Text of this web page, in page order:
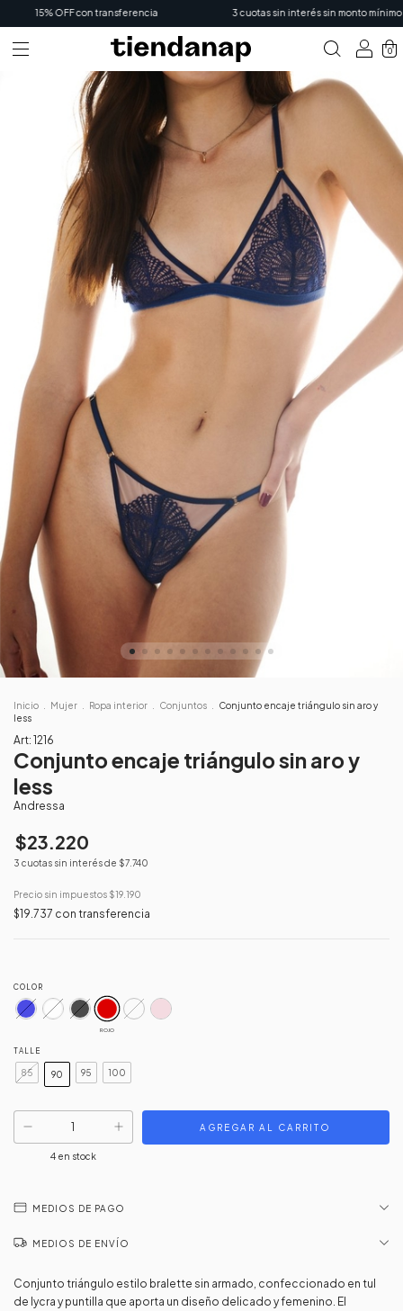
15% OFF con transferencia 3 cuotas sin interés sin monto mínimo
0
Inicio Mujer Ropa interior Conjuntos
Conjunto encaje triángulo sin aro y
less
Art: 1216
Conjunto encaje triángulo sin aro y
less
Andressa
$23.220
3 cuotas sin interés de $7.740
Precio sin impuestos $19.190
$19.737 con transferencia
COLOR
ROJO
TALLE
85 90 95 100
4en stock
MEDIOS DE PAGO
MEDIOS DE ENVÍO
Conjunto triángulo estilo bralette sin armado, confeccionado en tul
de lycra y puntilla que aporta un diseño delicado y femenino. El